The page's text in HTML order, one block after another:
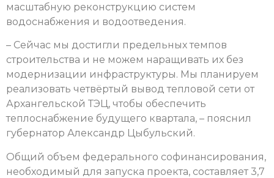
масштабную реконструкцию систем
водоснабжения и водоотведения.
– Сейчас мы достигли предельных темпов
строительства и не можем наращивать их без
модернизации инфраструктуры. Мы планируем
реализовать четвёртый вывод тепловой сети от
Архангельской ТЭЦ, чтобы обеспечить
теплоснабжение будущего квартала, – пояснил
губернатор Александр Цыбульский.
Общий объем федерального софинансирования,
необходимый для запуска проекта, составляет 3,7